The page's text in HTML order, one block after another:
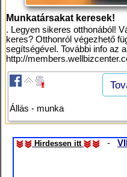
Munkatársakat keresek!
. Legyen sikeres otthonából!
keres? Otthonról végezhető
segítségével. További info az
http://
Állás - munka
Hirdessen itt -